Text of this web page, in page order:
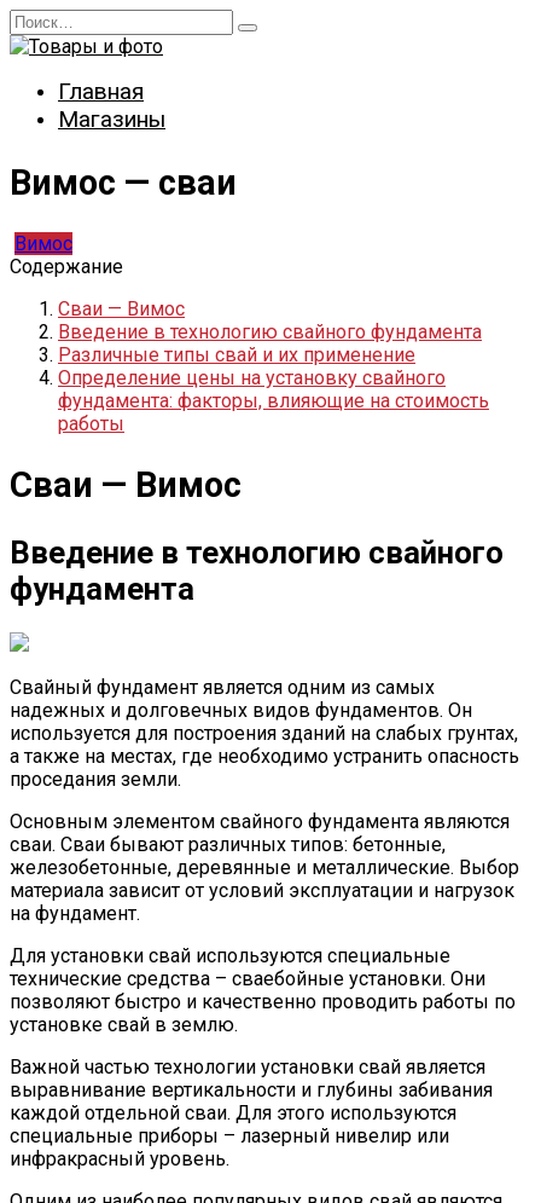
Перейти
к
Search
for:
Главная
Магазины
Вимос — сваи
Вимос
Содержание
Сваи — Вимос
Введение в технологию свайного фундамента
Различные типы свай и их применение
Определение цены на установку свайного
фундамента: факторы, влияющие на стоимость
работы
Сваи — Вимос
Введение в технологию свайного
фундамента
Свайный фундамент является одним из самых
надежных и долговечных видов фундаментов. Он
используется для построения зданий на слабых грунтах,
а также на местах, где необходимо устранить опасность
проседания земли.
Основным элементом свайного фундамента являются
сваи. Сваи бывают различных типов: бетонные,
железобетонные, деревянные и металлические. Выбор
материала зависит от условий эксплуатации и нагрузок
на фундамент.
Для установки свай используются специальные
технические средства – сваебойные установки. Они
позволяют быстро и качественно проводить работы по
установке свай в землю.
Важной частью технологии установки свай является
выравнивание вертикальности и глубины забивания
каждой отдельной сваи. Для этого используются
специальные приборы – лазерный нивелир или
инфракрасный уровень.